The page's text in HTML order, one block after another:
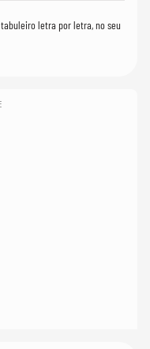
letra por letra, no seu